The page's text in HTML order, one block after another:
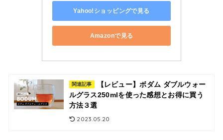
Yahoo!ショッピングで見る
Amazonで見る
関連記事
【レビュー】ボダム ダブルウォー
ルグラス250mlを使った感想とお得に買う
方法３選
2023.05.20